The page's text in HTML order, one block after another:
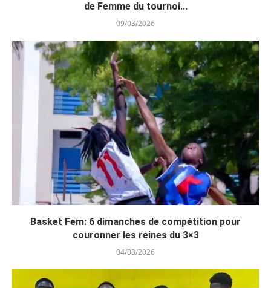
de Femme du tournoi...
09/03/2026
Basket Fem: 6 dimanches de compétition pour
couronner les reines du 3×3
04/03/2026